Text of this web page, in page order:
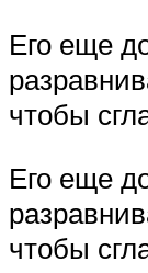
Его еще
чтобы
Его еще
чтобы